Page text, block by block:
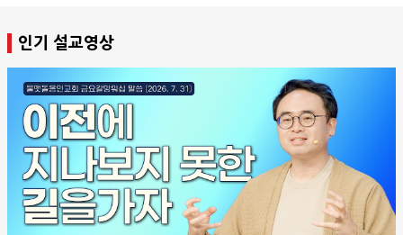
인기 설교영상